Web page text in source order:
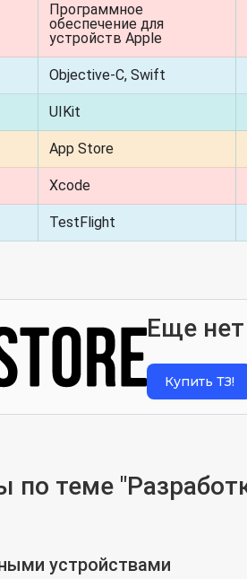
Программное
обеспечение для
устройств Apple
Objective-C, Swift
UIKit
App Store
Xcode
TestFlight
Еще
Купить ТЗ!
по теме
устройствами